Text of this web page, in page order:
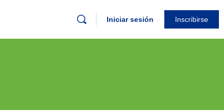
Iniciar sesión Inscribirse